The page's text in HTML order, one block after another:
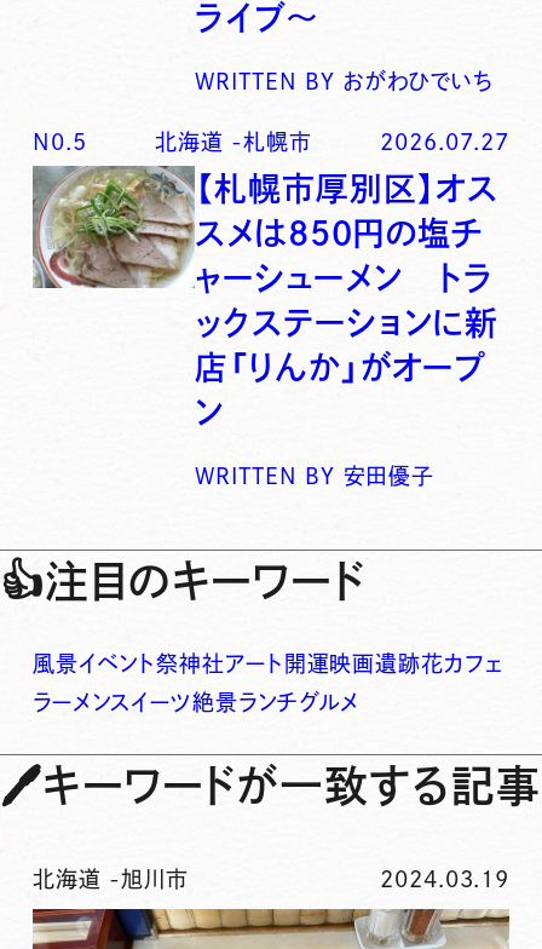
ライブ〜
WRITTEN BY おがわひでいち
N0. 5 北海道 -札幌市 2026.07.27
【札幌市厚別区】オス
スメは850円の塩チ
ャーシューメン トラ
ックステーションに新
店「りんか」がオープ
ン
WRITTEN BY 安田優子
👍注目のキーワード
風景イベント祭神社アート 開運映画遺跡花カフェ
ラーメンスイーツ絶景ランチグルメ
🖊キーワードが一致する記事
北海道 -旭川市 2024.03.19